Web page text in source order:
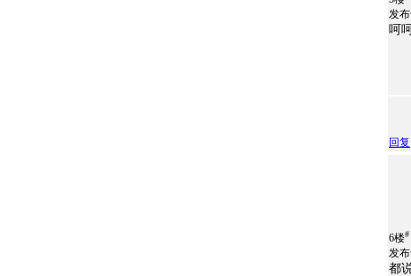
发布
呵
回复
6楼#
发布
都